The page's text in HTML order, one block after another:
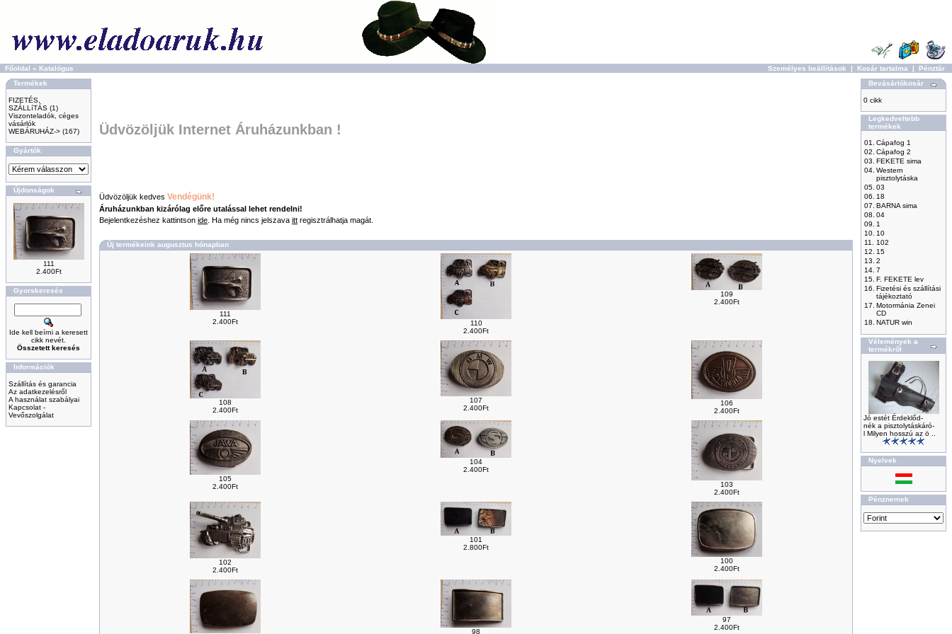
Főoldal » Katalógus Személyes beállítások | Kosár tartalma | Pénztár
Termékek
FIZETÉS,
SZÁLLíTÁS (1)
Viszonteladók, céges
vásárlók
WEBÁRUHÁZ-> (167)
Gyártók
Újdonságok
111
2.400Ft
Gyorskeresés
Ide kell beírni a keresett
cikk nevét.
Összetett keresés
Információk
Szállítás és garancia
Az adatkezelésről
A használat szabályai
Kapcsolat -
Vevőszolgálat
Üdvözöljük Internet Áruházunkban !
Üdvözöljük kedves Vendégünk!
Áruházunkban kizárólag előre utalással lehet rendelni!
Bejelentkezéshez kattintson ide . Ha még nincs jelszava itt regisztrálhatja magát.
Új termékeink augusztus hónapban
111
2.400Ft
110
2.400Ft
109
2.400Ft
108
2.400Ft
107
2.400Ft
106
2.400Ft
105
2.400Ft
104
2.400Ft
103
2.400Ft
102
2.400Ft
101
2.800Ft
100
2.400Ft
98
97
2.400Ft
Bevásárlókosár
0 cikk
Legkedveltebb
termékek
01.
Cápafog 1
02. Cápafog 2
03. FEKETE sima
04. Western
pisztolytáska
05. 03
06.
18
07. BARNA sima
08. 04
09.
1
10. 10
11.
102
12.
15
13. 2
14. 7
15. F. FEKETE lev
16. Fizetési és szállítási
tájékoztató
17. Motormánia Zenei
CD
18. NATUR win
Vélemények a
termékről
Jó estét Érdeklőd-
nék a pisztolytáskáró-
l Milyen hosszú az ö ..
Nyelvek
Pénznemek